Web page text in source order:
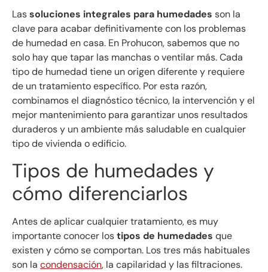
Lassoluciones integrales para humedades son la
clave para acabar definitivamente con los problemas
de humedad en casa. En Prohucon, sabemos que no
solo hay que tapar las manchas o ventilar más. Cada
tipo de humedad tiene un origen diferente y requiere
de un tratamiento específico. Por esta razón,
combinamos el diagnóstico técnico, la intervención y el
mejor mantenimiento para garantizar unos resultados
duraderos y un ambiente más saludable en cualquier
tipo de vivienda o edificio.
Tipos de humedades y
cómo diferenciarlos
Antes de aplicar cualquier tratamiento, es muy
importante conocer lostipos de humedades que
existen y cómo se comportan. Los tres más habituales
son la condensación, la capilaridad y las filtraciones.